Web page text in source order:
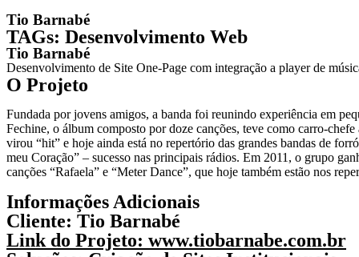
Tio Barnabé
TAGs: Desenvolvimento Web
Tio Barnabé
Desenvolvimento de Site One-Page com integração a player de
O Projeto
Fundada por jovens amigos, a banda foi reunindo experiência em
Fechine, o álbum composto por doze canções, teve como carro-
virou “hit” e hoje ainda está no repertório das grandes bandas de
meu Coração” – sucesso nas principais rádios. Em 2011, o grupo
canções “Rafaela” e “Meter Dance”, que hoje também estão nos
Informações Adicionais
Cliente: Tio Barnabé
Link do Projeto: www.tiobarnabe.com.br